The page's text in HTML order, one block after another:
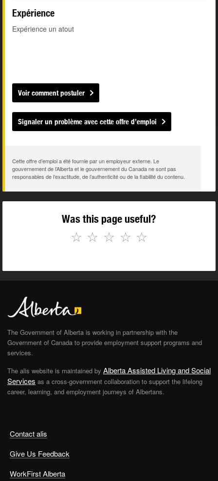
Expérience
Expérience un atout
Voir comment postuler
Signaler un problème avec cette offre d’emploi
Cette offre d’emploi a été fournie par un employeur externe. Le
gouvernement de l’Alberta et le gouvernement du Canada ne sont pas
responsables de l’exactitude, de l’authenticité ou de la fiabilité du contenu.
Was this page useful?
☆
☆
☆
☆
☆
Contact alis
Give Us Feedback
WorkFirst Alberta
The Government of Alberta is working in partnership with the
Government of Canada to provide employment support programs and
services.
The alis website is maintained by Alberta Assisted Living and Social
Services as a cross-government collaboration to support the lifelong
career, learning, and employment journeys of Albertans.